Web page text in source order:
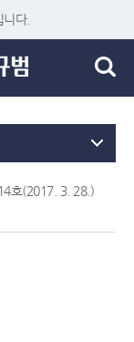
다.
호(2017. 3. 28.)